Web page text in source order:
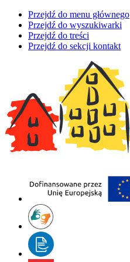
Przejdź do menu głównego
Przejdź do wyszukiwarki
Przejdź do treści
Przejdź do sekcji kontakt